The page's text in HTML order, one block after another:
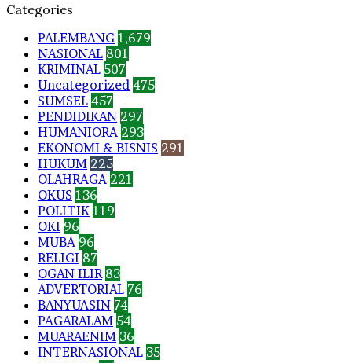
Categories
PALEMBANG 1,679
NASIONAL 801
KRIMINAL 507
Uncategorized 475
SUMSEL 457
PENDIDIKAN 297
HUMANIORA 293
EKONOMI & BISNIS 291
HUKUM 225
OLAHRAGA 221
OKUS 136
POLITIK 119
OKI 96
MUBA 96
RELIGI 87
OGAN ILIR 83
ADVERTORIAL 76
BANYUASIN 74
PAGARALAM 54
MUARAENIM 36
INTERNASIONAL 35